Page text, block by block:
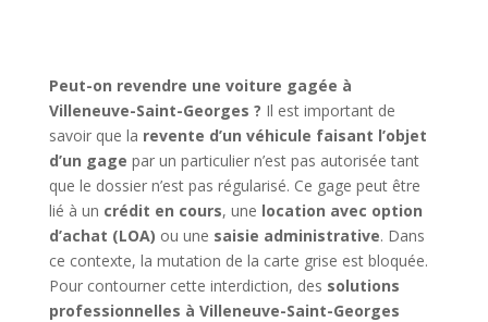
Peut-on revendre une voiture gagée à
Villeneuve-Saint-Georges ? Il est important de
savoir que la revente d’un véhicule faisant l’objet
d’un gage par un particulier n’est pas autorisée tant
que le dossier n’est pas régularisé. Ce gage peut être
lié à un crédit en cours, une location avec option
d’achat (LOA) ou une saisie administrative. Dans
ce contexte, la mutation de la carte grise est bloquée.
Pour contourner cette interdiction, des solutions
professionnelles à Villeneuve-Saint-Georges